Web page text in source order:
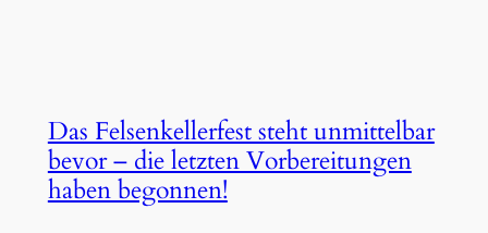
Das Felsenkellerfest steht unmittelbar
bevor – die letzten Vorbereitungen
haben begonnen!